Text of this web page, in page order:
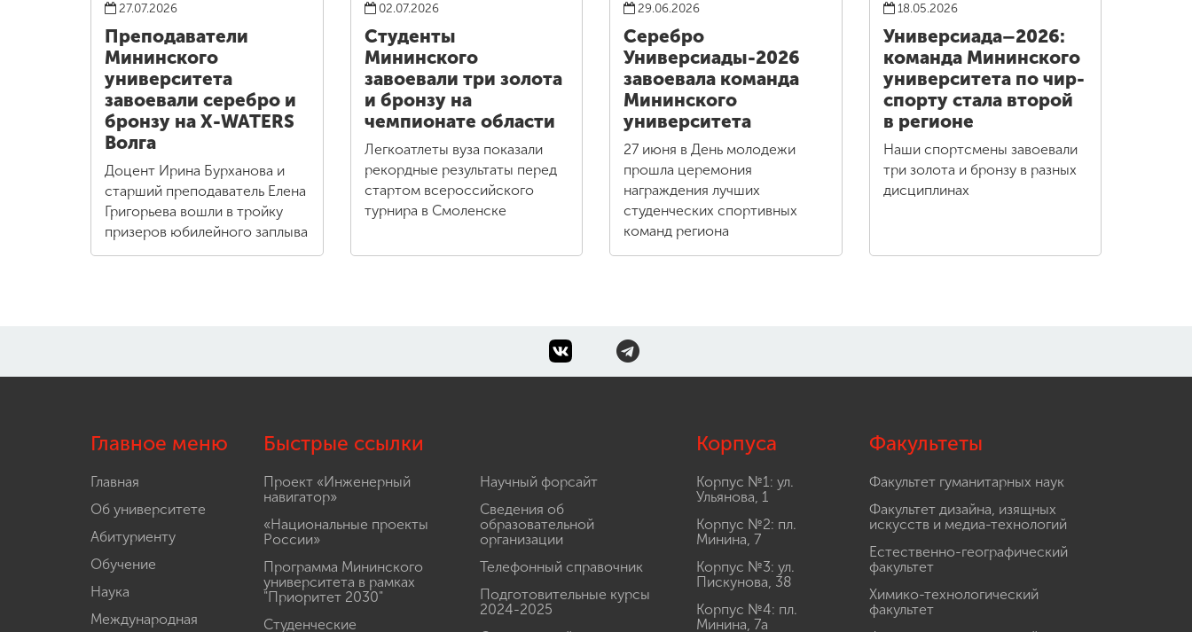
27.07.2026
Преподаватели
Мининского
университета
завоевали серебро и
бронзу на X-WATERS
Волга
Доцент Ирина Бурханова и
старший преподаватель Елена
Григорьева вошли в тройку
призеров юбилейного заплыва
02.07.2026
Студенты
Мининского
завоевали три золота
и бронзу на
чемпионате области
Легкоатлеты вуза показали
рекордные результаты перед
стартом всероссийского
турнира в Смоленске
29.06.2026
Серебро
Универсиады-2026
завоевала команда
Мининского
университета
27 июня в День молодежи
прошла церемония
награждения лучших
студенческих спортивных
команд региона
18.05.2026
Универсиада–2026:
команда Мининского
университета по чир-
спорту стала второй
в регионе
Наши спортсмены завоевали
три золота и бронзу в разных
дисциплинах
Главное меню
Главная
Об университете
Абитуриенту
Обучение
Наука
Международная
Быстрые ссылки
Проект «Инженерный
навигатор»
«Национальные проекты
России»
Программа Мининского
университета в рамках
"Приоритет 2030"
Студенческие
Научный форсайт
Сведения об
образовательной
организации
Телефонный справочник
Подготовительные курсы
2024-2025
Корпуса
Корпус №1: ул.
Ульянова, 1
Корпус №2: пл.
Минина, 7
Корпус №3: ул.
Пискунова, 38
Корпус №4: пл.
Минина, 7а
Факультеты
Факультет гуманитарных наук
Факультет дизайна, изящных
искусств и медиа-технологий
Естественно-географический
факультет
Химико-технологический
факультет